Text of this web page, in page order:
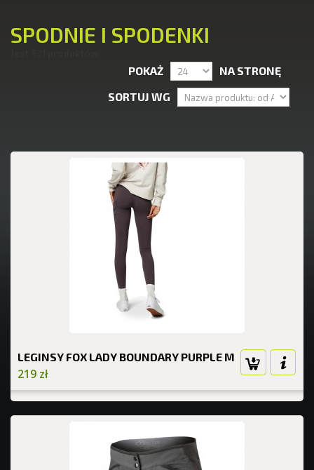
SPODNIE I SPODENKI
POKAŻ
NA STRONĘ
SORTUJ WG
LEGINSY FOX LADY BOUNDARY PURPLE M
219 zł